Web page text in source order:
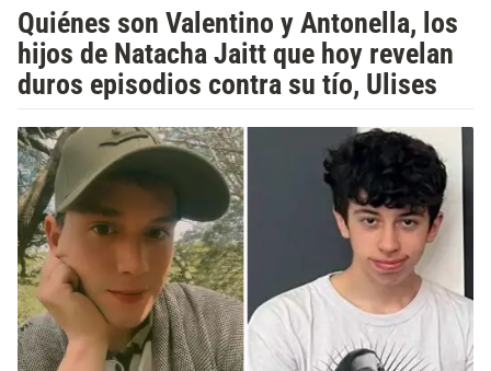
Quiénes son Valentino y Antonella, los
hijos de Natacha Jaitt que hoy revelan
duros episodios contra su tío, Ulises